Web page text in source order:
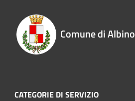
Comune di Albino
CATEGORIE DI SERVIZIO